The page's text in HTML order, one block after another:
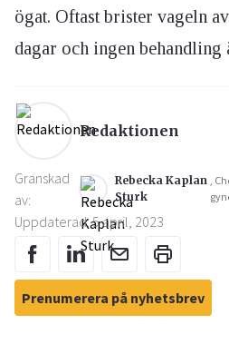
ögat. Oftast brister vageln
dagar och ingen behandling
Redaktionen
Granskad
av:
Rebecka Kaplan
Sturk
,
Uppdaterad: 5 april, 2023
Prenumerera på nyhetsbrev